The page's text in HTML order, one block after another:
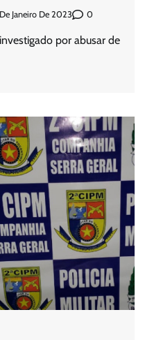
Janeiro De 2023 0
por abusar de